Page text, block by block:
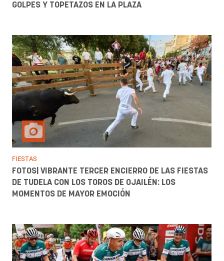
GOLPES Y TOPETAZOS EN LA PLAZA
FIESTAS
FOTOS| VIBRANTE TERCER ENCIERRO DE LAS FIESTAS
DE TUDELA CON LOS TOROS DE OJAILÉN: LOS
MOMENTOS DE MAYOR EMOCIÓN